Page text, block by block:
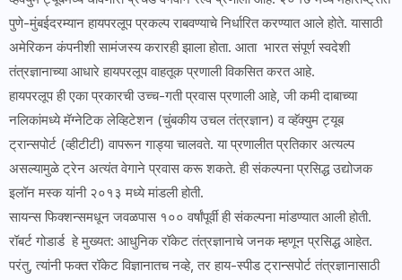
पुणे-मुंबईदरम्यान हायपरलूप प्रकल्प राबवण्याचे निर्धारित करण्यात आले होते. यासाठी
अमेरिकन कंपनीशी सामंजस्य करारही झाला होता. आता भारत संपूर्ण स्वदेशी
तंत्रज्ञानाच्या आधारे हायपरलूप वाहतूक प्रणाली विकसित करत आहे.
हायपरलूप ही एका प्रकारची उच्च-गती प्रवास प्रणाली आहे, जी कमी दाबाच्या
नलिकांमध्ये मॅग्नेटिक लेव्हिटेशन (चुंबकीय उचल तंत्रज्ञान) व व्हॅक्युम ट्यूब
ट्रान्सपोर्ट (व्हीटीटी) वापरून गाड्या चालवते. या प्रणालीत प्रतिकार अत्यल्प
असल्यामुळे ट्रेन अत्यंत वेगाने प्रवास करू शकते. ही संकल्पना प्रसिद्ध उद्योजक
इलॉन मस्क यांनी २०१३ मध्ये मांडली होती.
सायन्स फिक्शन्समधून जवळपास १०० वर्षांपूर्वी ही संकल्पना मांडण्यात आली होती.
रॉबर्ट गोडार्ड हे मुख्यत: आधुनिक रॉकेट तंत्रज्ञानाचे जनक म्हणून प्रसिद्ध आहेत.
परंतु, त्यांनी फक्त रॉकेट विज्ञानातच नव्हे, तर हाय-स्पीड ट्रान्सपोर्ट तंत्रज्ञानासाठी